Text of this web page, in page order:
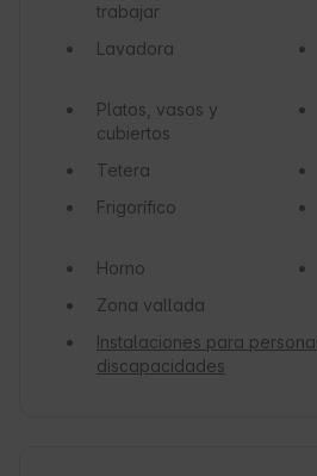
trabajar
Lavadora
Platos, vasos y
cubiertos
Tetera
Frigorífico
Horno
Zona vallada
Instalaciones para
discapacidades